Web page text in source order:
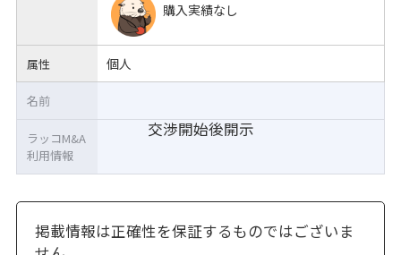
購入実績なし
属性 個人
交渉開始後開示
名前
ラッコM&A
利用情報
掲載情報は正確性を保証するものではございま